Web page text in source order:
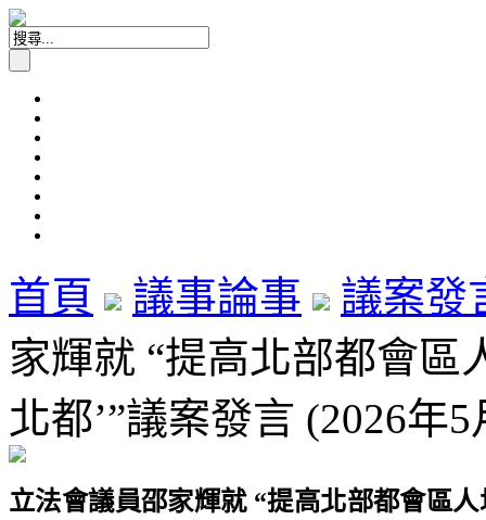
首頁 議事論事
議案發
家輝就 “提高北部都會區
北都’”議案發言 (2026年5
立法會議員邵家輝就 “提高北部都會區